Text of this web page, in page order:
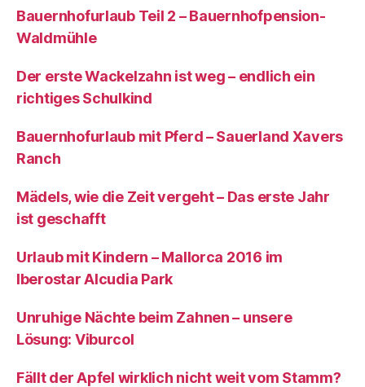
Bauernhofurlaub Teil 2 – Bauernhofpension-
Waldmühle
Der erste Wackelzahn ist weg – endlich ein
richtiges Schulkind
Bauernhofurlaub mit Pferd – Sauerland Xavers
Ranch
Mädels, wie die Zeit vergeht – Das erste Jahr
ist geschafft
Urlaub mit Kindern – Mallorca 2016 im
Iberostar Alcudia Park
Unruhige Nächte beim Zahnen – unsere
Lösung: Viburcol
Fällt der Apfel wirklich nicht weit vom Stamm?